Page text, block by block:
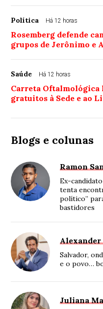
Política Há 12 horas
Rosemberg defende
grupos de Jerônimo e
Saúde Há 12 horas
Carreta Oftalmológica
gratuitos à Sede e ao
Blogs e colunas
Ramon
Ex-
tenta
político”
bastidores
Alexander
Salvador,
e o povo…
Juliana